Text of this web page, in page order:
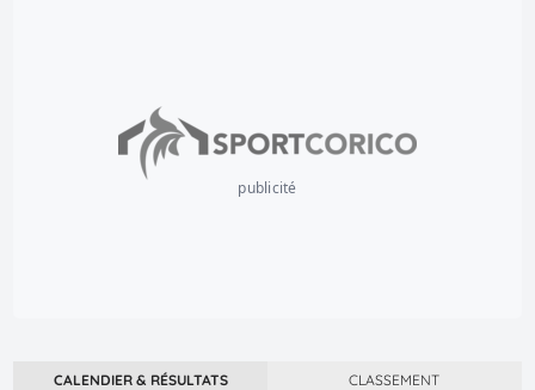
publicité
CALENDIER & RÉSULTATS CLASSEMENT